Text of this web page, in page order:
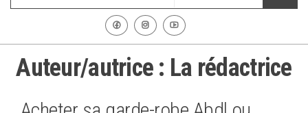
Auteur/autrice : La rédactrice